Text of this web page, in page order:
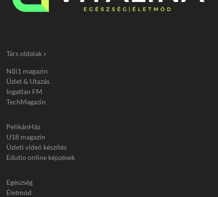
Társ oldalak »
Női1 magazin
Üzlet & Utazás
Ingatlan FM
TechMagazin
PelikánHáz
U18 magazin
Üzleti videó készítés
Edutio online képzések
Egészség
Életmód